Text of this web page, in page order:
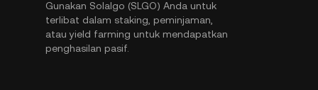
Gunakan Solalgo (SLGO) Anda untuk
terlibat dalam staking, peminjaman,
atau yield farming untuk mendapatkan
penghasilan pasif.